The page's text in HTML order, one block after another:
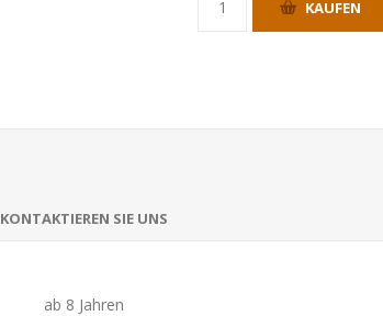
KAUFEN
KONTAKTIEREN SIE UNS
ab 8 Jahren